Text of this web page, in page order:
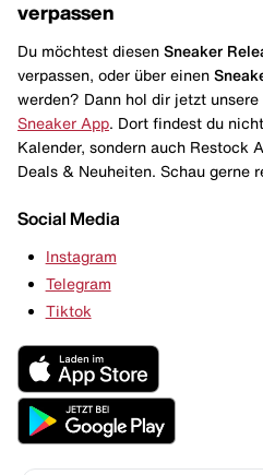
verpassen
Du möchtest diesen Sneaker
verpassen, oder über einen
werden? Dann hol dir jetzt unsere
Sneaker App . Dort findest du
Kalender, sondern auch Restock
Deals & Neuheiten. Schau gerne
Social Media
Instagram
Telegram
Tiktok